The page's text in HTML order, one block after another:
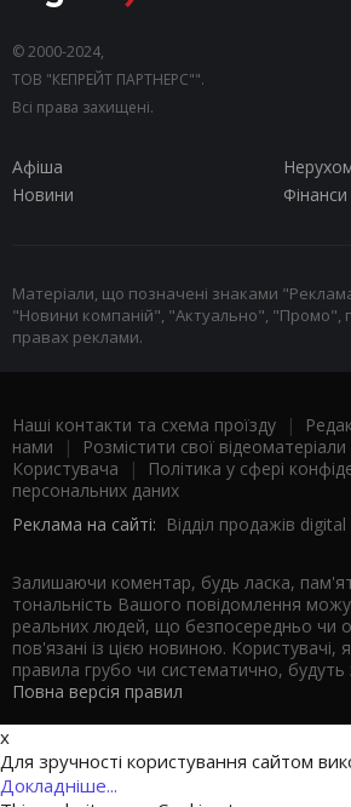
© 2000-2024,
ТОВ "КЕПРЕЙТ ПАРТНЕРС"".
Всі права захищені.
Афіша
Новини
Фінанси
Матеріали, що позначені знаками
"Новини компаній", "Актуально", "Промо",
правах реклами.
Наші контакти та схема проїзду |
нами | Розмістити свої відеоматеріали
Користувача |
Політика у сфері
персональних даних
Реклама на сайті: Відділ продажів
Залишаючи коментар, будь ласка,
тональність Вашого повідомлення
реальних людей, що безпосередньо чи
пов'язані із цією новиною. Користувачі,
правила грубо чи систематично, будуть
Повна версія правил
x
Для зручності користування сайтом
Докладніше...